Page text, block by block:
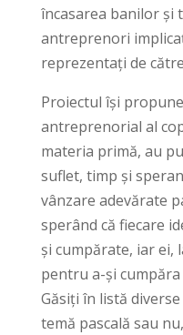
încasarea banilor și
antreprenori
reprezentați de
Proiectul își
antreprenorial al
materia primă, au
suflet, timp și
vânzare adevărate
sperând că fiecare
și cumpărate, iar ei,
pentru a-și cumpăra
Găsiți în listă
temă pascală sau